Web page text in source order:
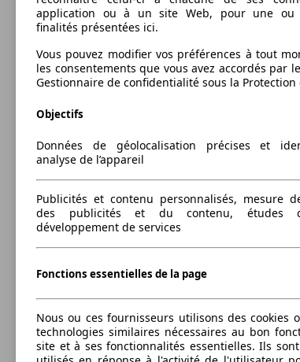
application ou à un site Web, pour une ou
finalités présentées ici.
Vous pouvez modifier vos préférences à tout
les consentements que vous avez accordés par
Gestionnaire de confidentialité sous la Protection
Objectifs
Données de géolocalisation précises et
analyse de l’appareil
Publicités et contenu personnalisés, mesure
des publicités et du contenu, études
développement de services
Fonctions essentielles de la page
Nous ou ces fournisseurs utilisons des cookies
technologies similaires nécessaires au bon
site et à ses fonctionnalités essentielles. Ils